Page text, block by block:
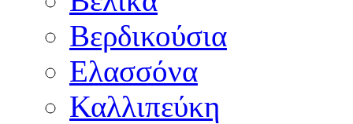
Βερδικούσια
Ελασσόνα
Καλλιπεύκη